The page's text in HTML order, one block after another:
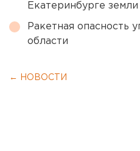
Екатеринбурге
Ракетная опасность
области
← НОВОСТИ